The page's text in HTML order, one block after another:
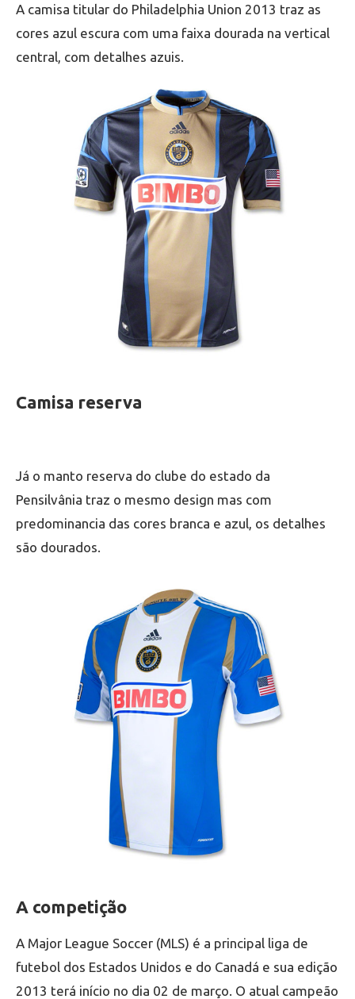
A camisa titular do Philadelphia Union 2013 traz as
cores azul escura com uma faixa dourada na vertical
central, com detalhes azuis.
Camisa reserva
Já o manto reserva do clube do estado da
Pensilvânia traz o mesmo design mas com
predominancia das cores branca e azul, os detalhes
são dourados.
A competição
A Major League Soccer (MLS) é a principal liga de
futebol dos Estados Unidos e do Canadá e sua edição
2013 terá início no dia 02 de março. O atual campeão